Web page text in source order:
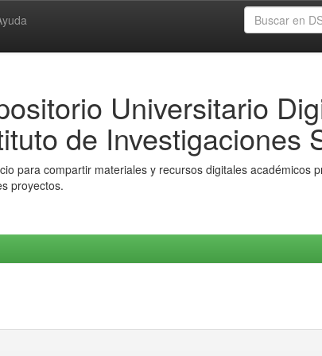
Universitario
de Investigaciones
para compartir materiales y recursos digitales académicos
proyectos.